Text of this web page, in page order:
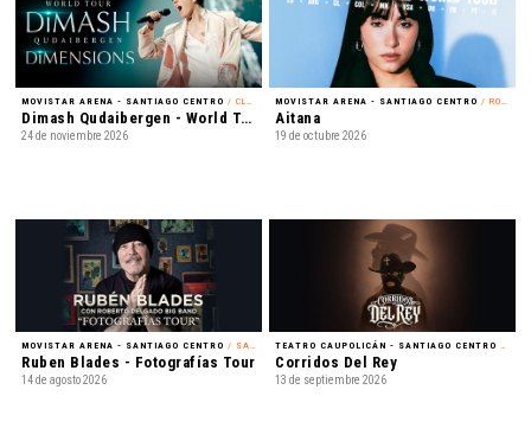
MOVISTAR ARENA - SANTIAGO CENTRO / CLASSICAL CROSSOVER
Dimash Qudaibergen - World Tour: Dimensions
24 de noviembre 2026
MOVISTAR ARENA - SANTIAGO CENTRO / ROCK
Aitana
19 de octubre 2026
MOVISTAR ARENA - SANTIAGO CENTRO / SALSA
Ruben Blades - Fotografías Tour
14 de agosto 2026
TEATRO CAUPOLICÁN - SANTIAGO CENTRO
Corridos Del Rey
13 de septiembre 2026